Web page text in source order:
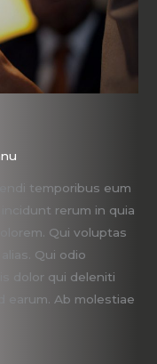
temporibus eum
rerum in quia
Qui voluptas
Qui odio
dolor qui deleniti
Ab molestiae